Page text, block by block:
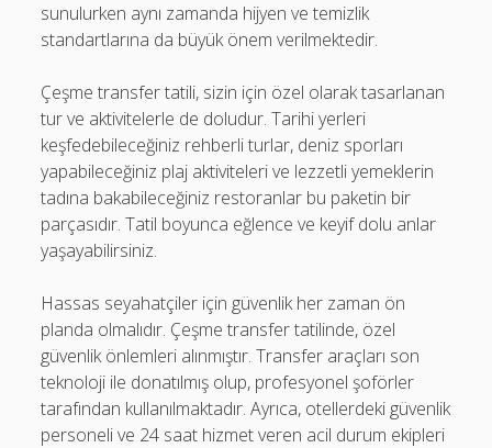
sunulurken aynı zamanda hijyen ve temizlik
standartlarına da büyük önem verilmektedir.
Çeşme transfer tatili, sizin için özel olarak tasarlanan
tur ve aktivitelerle de doludur. Tarihi yerleri
keşfedebileceğiniz rehberli turlar, deniz sporları
yapabileceğiniz plaj aktiviteleri ve lezzetli yemeklerin
tadına bakabileceğiniz restoranlar bu paketin bir
parçasıdır. Tatil boyunca eğlence ve keyif dolu anlar
yaşayabilirsiniz.
Hassas seyahatçiler için güvenlik her zaman ön
planda olmalıdır. Çeşme transfer tatilinde, özel
güvenlik önlemleri alınmıştır. Transfer araçları son
teknoloji ile donatılmış olup, profesyonel şoförler
tarafından kullanılmaktadır. Ayrıca, otellerdeki güvenlik
personeli ve 24 saat hizmet veren acil durum ekipleri